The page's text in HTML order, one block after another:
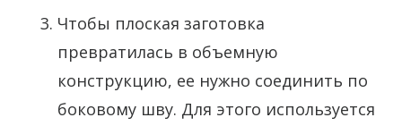
Чтобы плоская заготовка
превратилась в объемную
конструкцию, ее нужно соединить по
боковому шву. Для этого используется